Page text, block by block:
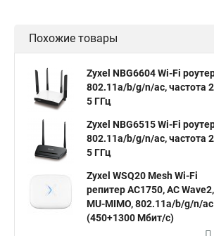
Похожие товары
Zyxel NBG6604 Wi-Fi
802.11a/b/g/n/ac, частота
5 ГГц
Zyxel NBG6515 Wi-Fi
802.11a/b/g/n/ac, частота
5 ГГц
Zyxel WSQ20 Mesh Wi-Fi
репитер AC1750, AC Wave2,
MU-MIMO, 802.11a/b/g/n/ac
(450+1300 Мбит/с)